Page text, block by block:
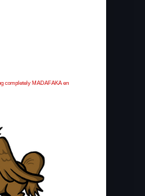
completely MADAFAKA en